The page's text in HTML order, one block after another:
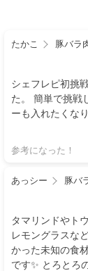
たかこ 豚バラ
シェフレピ初挑
た。 簡単で挑戦
ーも入れたくなり
参考になった！
あっシー 豚バ
タマリンドやト
レモングラスな
かった未知の食
です✨ とろとろ